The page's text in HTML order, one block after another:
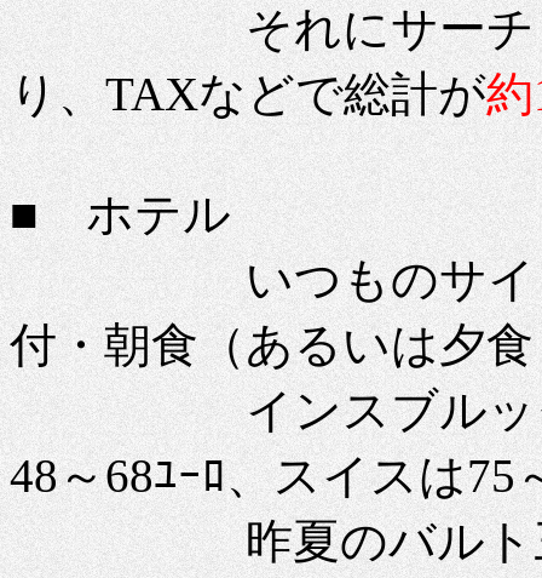
それにサーチャー
り、TAXなどで総計が約
■ ホテル
いつものサイトか
付・朝食（あるいは夕
インスブルックは
48～68ﾕｰﾛ、スイスは
昨夏のバルト三国